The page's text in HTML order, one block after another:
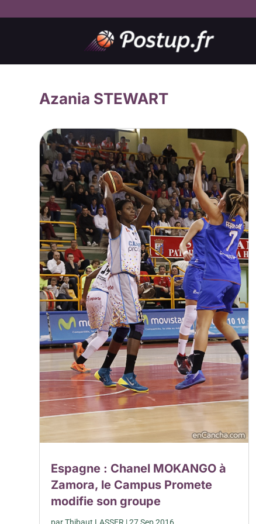
Azania STEWART
Espagne : Chanel MOKANGO à
Zamora, le Campus Promete
modifie son groupe